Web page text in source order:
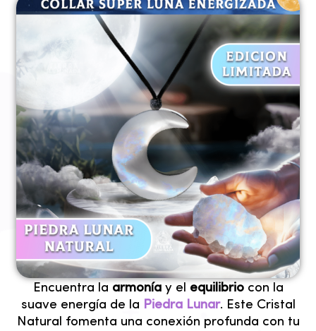
✦ EQUILIBRIO ✦
Encuentra la armoníay el equilibriocon la
suave energía de la Piedra Lunar. Este Cristal
Natural fomenta una conexión profunda con tu